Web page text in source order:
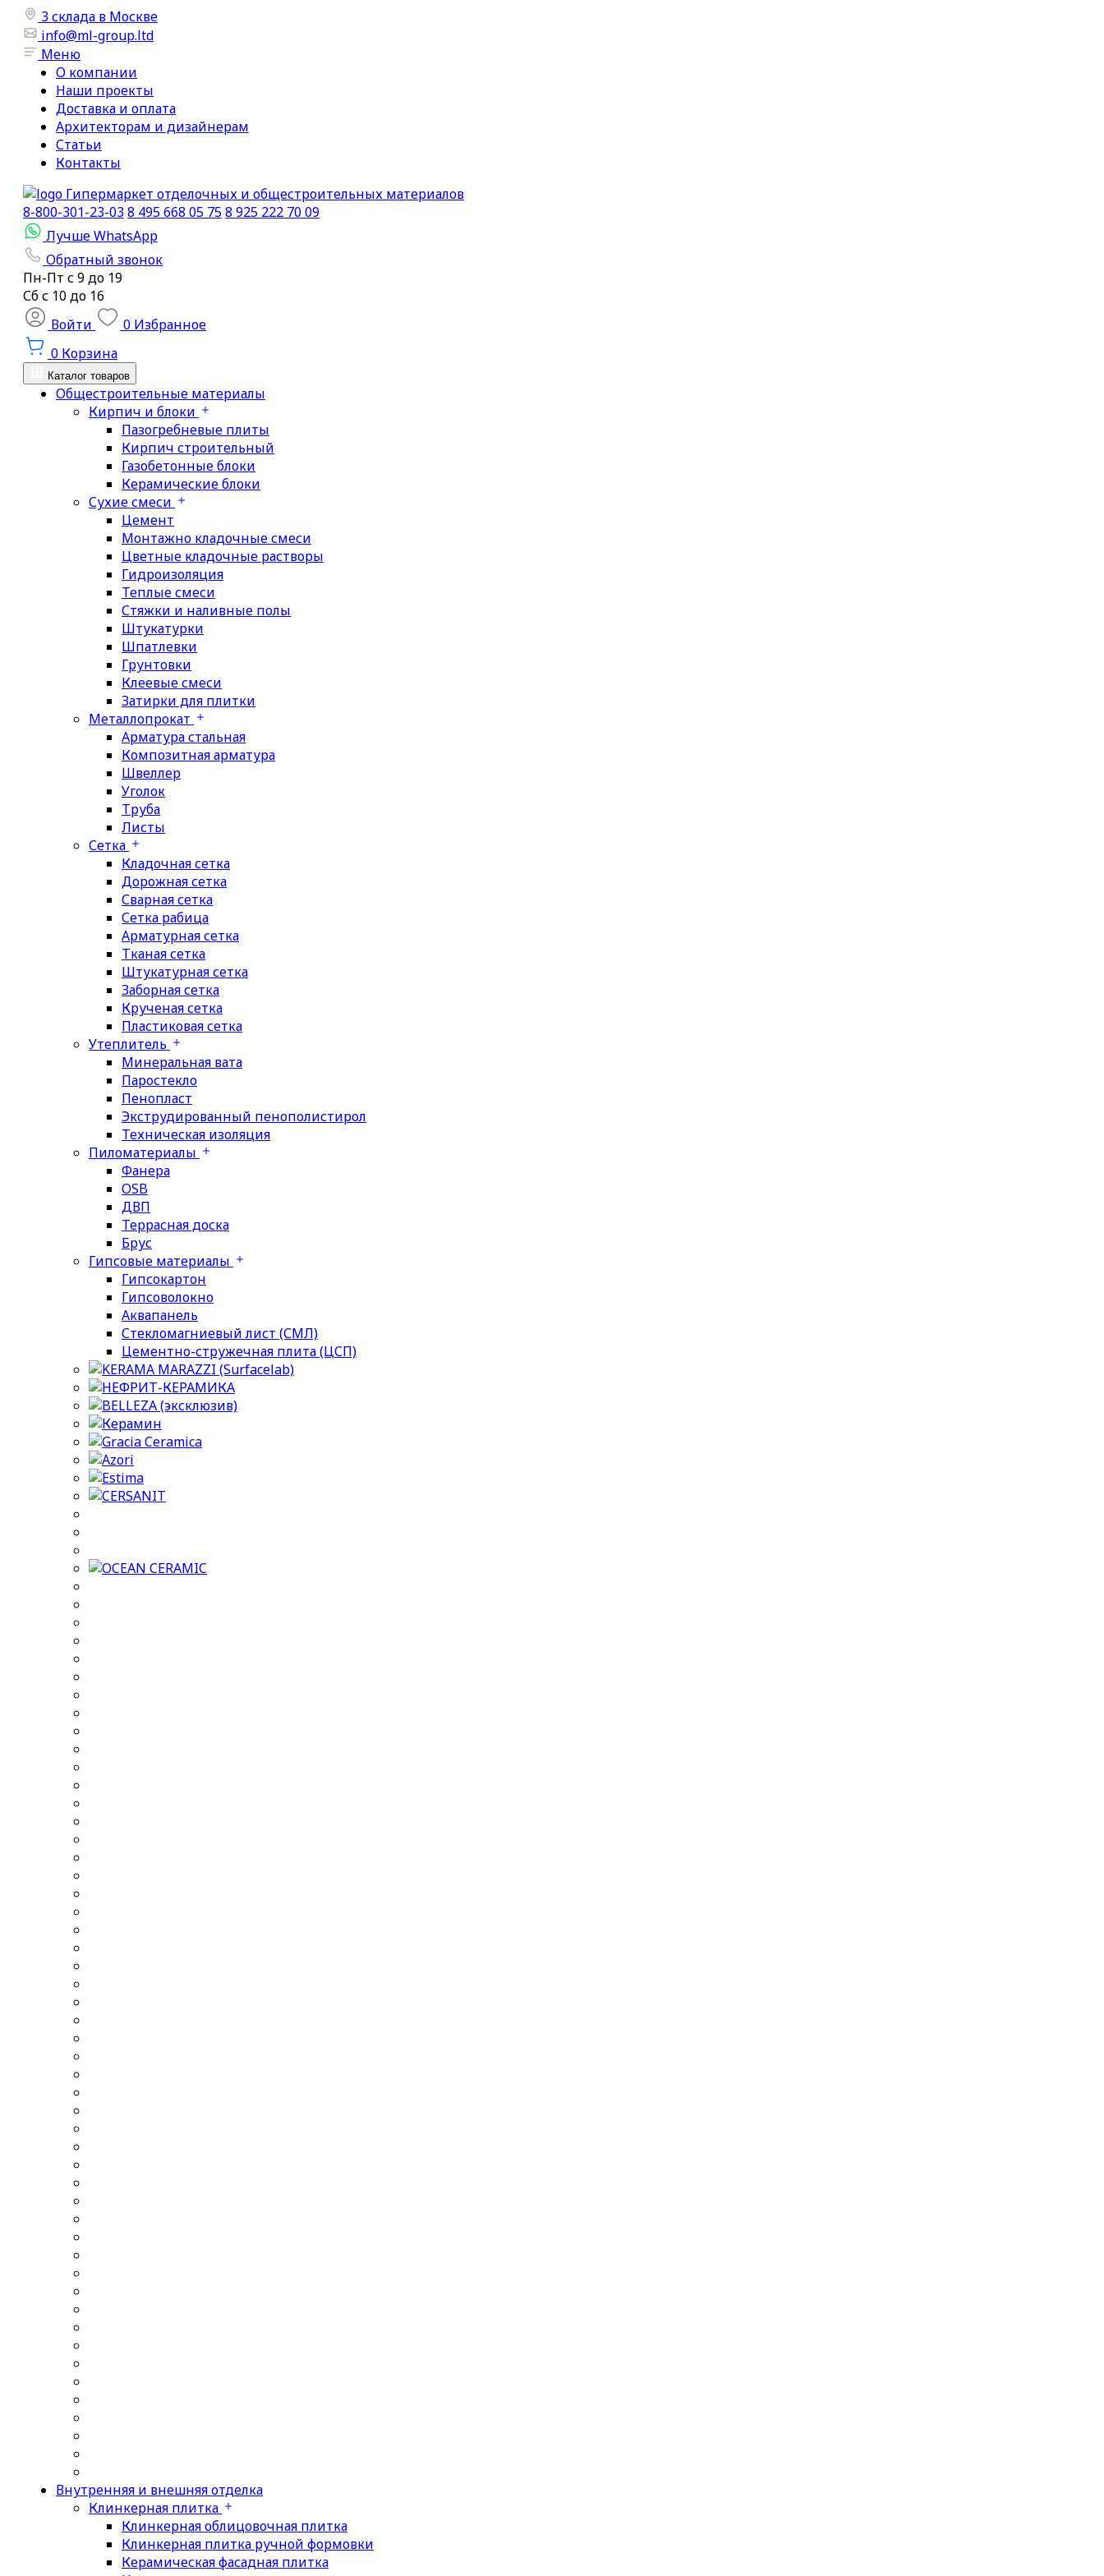
3 склада в Москве
info@ml-group.ltd
Меню
О компании
Наши проекты
Доставка и оплата
Архитекторам и дизайнерам
Статьи
Контакты
Гипермаркет отделочных и общестроительных материалов
8-800-301-23-038 495 668 05 758 925 222 70 09
Лучше WhatsApp
Обратный звонок
Пн-Пт с 9 до 19
Сб с 10 до 16
Войти
0 Избранное
0 Корзина
Каталог товаров
Общестроительные материалы
Кирпич и блоки
Пазогребневые плиты
Кирпич строительный
Газобетонные блоки
Керамические блоки
Сухие смеси
Цемент
Монтажно кладочные смеси
Цветные кладочные растворы
Гидроизоляция
Теплые смеси
Стяжки и наливные полы
Штукатурки
Шпатлевки
Грунтовки
Клеевые смеси
Затирки для плитки
Металлопрокат
Арматура стальная
Композитная арматура
Швеллер
Уголок
Труба
Листы
Сетка
Кладочная сетка
Дорожная сетка
Сварная сетка
Сетка рабица
Арматурная сетка
Тканая сетка
Штукатурная сетка
Заборная сетка
Крученая сетка
Пластиковая сетка
Утеплитель
Минеральная вата
Паростекло
Пенопласт
Экструдированный пенополистирол
Техническая изоляция
Пиломатериалы
Фанера
OSB
ДВП
Террасная доска
Брус
Гипсовые материалы
Гипсокартон
Гипсоволокно
Аквапанель
Стекломагниевый лист (СМЛ)
Цементно-стружечная плита (ЦСП)
Внутренняя и внешняя отделка
Клинкерная плитка
Клинкерная облицовочная плитка
Клинкерная плитка ручной формовки
Керамическая фасадная плитка